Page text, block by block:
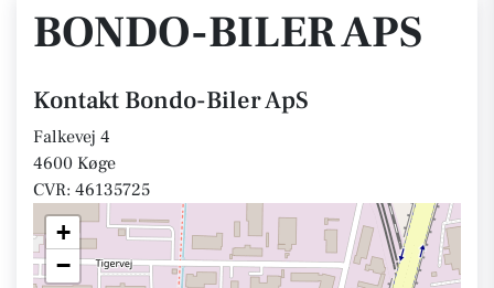
BONDO-BILER APS
Kontakt Bondo-Biler ApS
Falkevej 4
4600 Køge
CVR: 46135725
+
−